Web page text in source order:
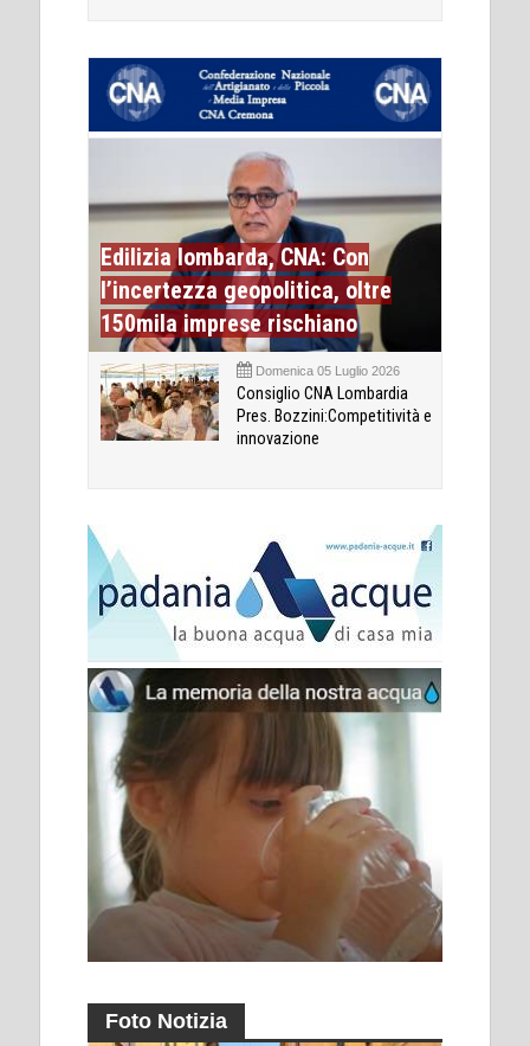
Edilizia lombarda, CNA: Con
l’incertezza geopolitica, oltre
150mila imprese rischiano
Domenica 05 Luglio 2026
Consiglio CNA Lombardia
Pres. Bozzini:Competitività e
innovazione
Foto Notizia